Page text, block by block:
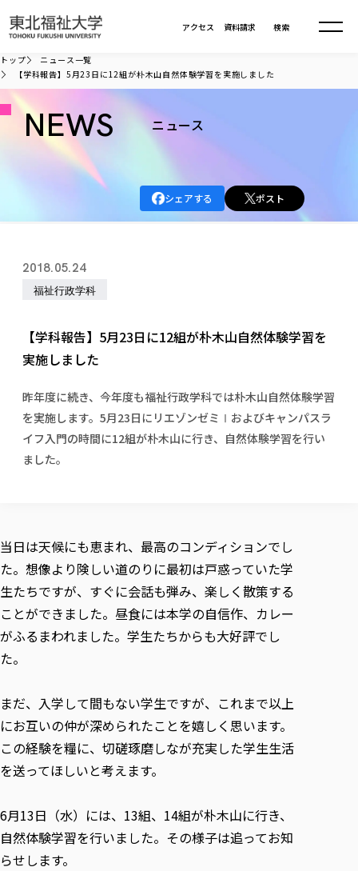
資料請求
アクセス 検索
大学について
建学の精神・教育の理念
学長室の窓
各種方針
大学の歩み
学則
校歌の歴史
寄附の受け入れ
関連法人
教職員募集
大学の取り組み
大学の取り組み
社会連携・研究
カリキュラム編成ガイドライン
一般事業主行動計画
公的資金等の不正使用の防止に関する基本方針
研究活動における不正行為の防止等に関する対応
お役立ち情報（リンク集）
放射線モニタリング測定結果（国見キャンパス）
情報公開
寄附行為
ガバナンス・コード
中期事業計画
事業計画／財務・事業報告
大学評価
教職課程における情報の公表
学部・学科等設置計画履行状況報告書
情報公開規程
学部・大学院
学部・大学院TOP
総合福祉学部
社会福祉学科
福祉行政学科
共生まちづくり学部
共生まちづくり学科
教育学部
健康科学部
健康科学部
保健看護学科
リハビリテーション学科
医療経営管理学科
産業福祉マネジメント学科
情報福祉マネジメント学科
大学院
総合福祉学研究科 社会福祉学専攻 修士課程
総合福祉学研究科 社会福祉学専攻 博士課程
総合福祉学研究科 福祉心理学専攻 修士課程
通信教育部
通信教育部
通信制大学院 総合福祉学研究科 社会福祉学専攻 修士課程
カリキュラム（学部・大学院）
学びの特徴
学びの特徴
ICT教育
初年次教育（リエゾンゼミⅠ）
教育実践活動（教育学科学生のみ受講可能）
禅のこころ
教員紹介・業績
学びのサポート
学びのサポート
学費（学部学科）
授業料減免・奨学金等
入学試験
デジタルパンフ
オープンキャンパス
就職状況
東北福祉大学のキャリアサポート
東北福祉大学のキャリアサポート
採用ご担当者様へ
求人の受付について
単独学内説明会のご案内
資格取得報奨制度について
東北福祉大学求人・インターンシップ検索サイト（キャリタス
卒業生の方
卒業生の方
卒業後のキャリア支援体制
在学生による訪問、情報提供へのご協力のお願い
よくあるご質問
東北福祉大学のDNA
課外活動
課外活動 TOP
体育会・運動サークル紹介
文化会・文化系サークル紹介
国際交流
国際交流TOP
交換留学生 Exchange students
Prospective Students
学生支援センター国際交流の活動
社会連携・研究
社会連携・研究 TOP
東北福祉大学の研究紹介
共同研究等をご検討の皆様へ
東北福祉大学の紀要・リポジトリ
研究紀要
教職研究
東北福祉大学教育・教職センター特別支援教育研究年報一覧
東北福祉大学オープンアクセス方針
産学・産学官連携
産学・産学官連携
「高齢者のフレイル予防及びデジタルデバイド解消に向けた産
社会貢献・地域連携活動
社会貢献・地域連携活動
社会貢献・地域連携活動報告書
各種社会貢献活動の窓口
伝承講座「311『伝える／備える』次世代塾」
JICA草の根技術協力事業
自治体・団体等との主な協定
自治体・団体等との主な協定
研究所について
研究者のご紹介
生涯教育・キャリア教育
生涯学習・社会人講座
月例TFU実学臨床研究セミナー
特別支援教育研究室
取材について
施設利用
学内ポータルシステム
Universal Passport
トップ
ニュース一覧
【学科報告】5月23日に12組が朴木山自然体験学習を実施しました
NEWS ニュース
シェアする ポスト
2018.05.24
福祉行政学科
【学科報告】5月23日に12組が朴木山自然体験学習を
実施しました
昨年度に続き、今年度も福祉行政学科では朴木山自然体験学習
を実施します。5月23日にリエゾンゼミⅠおよびキャンパスラ
イフ入門の時間に12組が朴木山に行き、自然体験学習を行い
ました。
当日は天候にも恵まれ、最高のコンディションでし
た。想像より険しい道のりに最初は戸惑っていた学
生たちですが、すぐに会話も弾み、楽しく散策する
ことができました。昼食には本学の自信作、カレー
がふるまわれました。学生たちからも大好評でし
た。
まだ、入学して間もない学生ですが、これまで以上
にお互いの仲が深められたことを嬉しく思います。
この経験を糧に、切磋琢磨しなが充実した学生生活
を送ってほしいと考えます。
6月13日（水）には、13組、14組が朴木山に行き、
自然体験学習を行いました。その様子は追ってお知
らせします。